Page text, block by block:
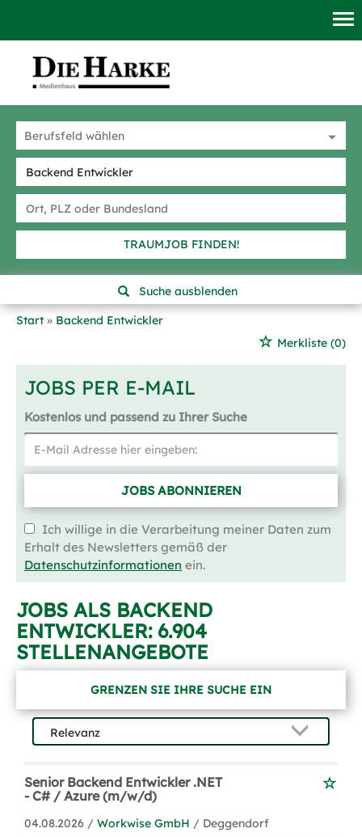
TRAUMJOB FINDEN!
Suche ausblenden
Start
Backend Entwickler
Merkliste (0)
JOBS PER E-MAIL
Kostenlos und passend zu Ihrer Suche
JOBS ABONNIEREN
Ich willige in die Verarbeitung meiner Daten zum
Erhalt des Newsletters gemäß der
Datenschutzinformationen ein.
JOBS ALS BACKEND
ENTWICKLER: 6.904
STELLENANGEBOTE
GRENZEN SIE IHRE SUCHE EIN
Senior Backend Entwickler .NET
- C# / Azure (m/w/d)
04.08.2026 / Workwise GmbH / Deggendorf